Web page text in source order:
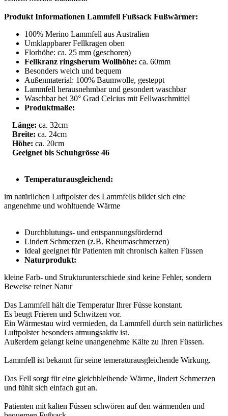
Produkt Informationen Lammfell Fußsack Fußwärmer:
100% Merino Lammfell aus Australien
Umklappbarer Fellkragen oben
Florhöhe: ca. 25 mm (geschoren)
Fellkranz ringsherum Wollhöhe: ca. 60mm
Besonders weich und bequem
Außenmaterial: 100% Baumwolle, gesteppt
Lammfell herausnehmbar und gesondert waschbar
Waschbar bei 30° Grad Celcius mit Fellwaschmittel
Produktmaße:
Länge: ca. 32cm
Breite: ca. 24cm
Höhe: ca. 20cm
Geeignet bis Schuhgrösse 46
Temperaturausgleichend:
im natürlichen Luftpolster des Lammfells bildet sich eine
angenehme und wohltuende Wärme
Durchblutungs- und entspannungsfördernd
Lindert Schmerzen (z.B. Rheumaschmerzen)
Ideal geeignet für Patienten mit chronisch kalten Füssen
Naturprodukt:
kleine Farb- und Strukturunterschiede sind keine Fehler, sondern
Beweise reiner Natur
Das Lammfell hält die Temperatur Ihrer Füsse konstant.
Es beugt Frieren und Schwitzen vor.
Ein Wärmestau wird vermieden, da Lammfell durch sein natürliches
Luftpolster besonders atmungsaktiv ist.
Außerdem gelangt keine unangenehme Kälte zu Ihren Füssen.
Lammfell ist bekannt für seine temeraturausgleichende Wirkung.
Das Fell sorgt für eine gleichbleibende Wärme, lindert Schmerzen
und fühlt sich einfach gut an.
Patienten mit kalten Füssen schwören auf den wärmenden und